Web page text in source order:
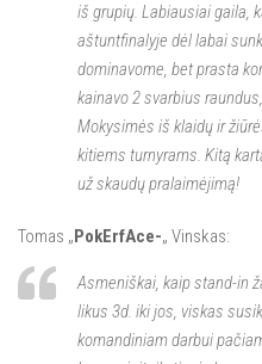
iš grupių. Labiausiai gaila,
aštuntfinalyje dėl labai
dominavome, bet prasta
kainavo 2 svarbius
Mokysimės iš klaidų ir
kitiems turnyrams. Kitą
už skaudų pralaimėjimą!
Tomas „ PokErfAce-„ Vinskas:
Asmeniškai, kaip stand-in
likus 3d. iki jos, viskas
komandiniam darbui